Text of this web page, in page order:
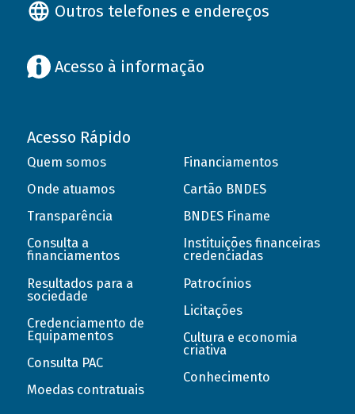
Outros telefones e endereços
Acesso à informação
Acesso Rápido
Quem somos
Onde atuamos
Transparência
Consulta a
financiamentos
Resultados para a
sociedade
Credenciamento de
Equipamentos
Consulta PAC
Moedas contratuais
Financiamentos
Cartão BNDES
BNDES Finame
Instituições financeiras
credenciadas
Patrocínios
Licitações
Cultura e economia
criativa
Conhecimento